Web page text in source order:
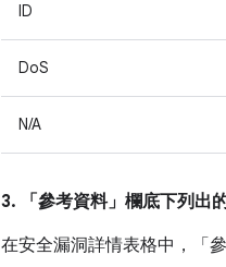
ID
DoS
N/A
3. 「參考資料」 欄底下列出
在安全漏洞詳情表格中，「參